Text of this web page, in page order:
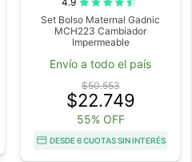
Set Bolso Maternal Gadnic
MCH223 Cambiador
Impermeable
Envío a todo el país
$50.553
$22.749
55% OFF
DESDE 6 CUOTAS SIN INTERÉS